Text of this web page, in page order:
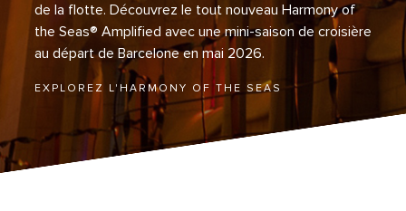
de la flotte. Découvrez le tout nouveau Harmony of
the Seas® Amplified avec une mini-saison de croisière
au départ de Barcelone en mai 2026.
EXPLOREZ L'HARMONY OF THE SEAS